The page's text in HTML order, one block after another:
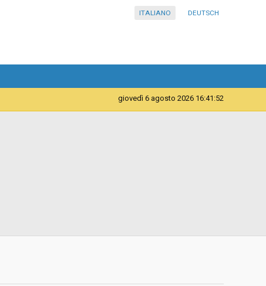
ITALIANO DEUTSCH
giovedì 6 agosto 2026 16:41:53